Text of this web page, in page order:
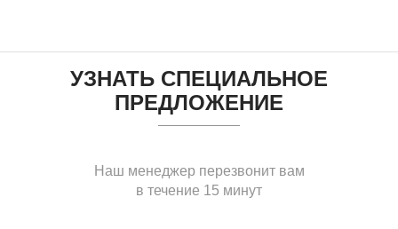
УЗНАТЬ СПЕЦИАЛЬНОЕ
ПРЕДЛОЖЕНИЕ
Наш менеджер перезвонит вам
в течение 15 минут